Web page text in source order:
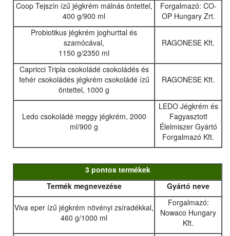
Coop Tejszín ízű jégkrém málnás öntettel,
400 g/900 ml
Forgalmazó: CO-
OP Hungary Zrt.
Probiotikus jégkrém joghurttal és
szamócával,
1150 g/2350 ml
RAGONESE Kft.
Capricci Tripla csokoládé csokoládés és
fehér csokoládés jégkrém csokoládé ízű
öntettel, 1000 g
RAGONESE Kft.
Ledo csokoládé meggy jégkrém, 2000
ml/900 g
LEDO Jégkrém és
Fagyasztott
Élelmiszer Gyártó
Forgalmazó Kft.
3 pontos termékek
Termék megnevezése
Gyártó neve
Viva eper ízű jégkrém növényi zsíradékkal,
460 g/1000 ml
Forgalmazó:
Nowaco Hungary
Kft.